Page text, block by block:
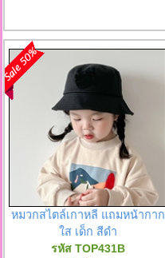
หมวกสไตล์เกาหลี แถมหน้ากาก
ใส เด็ก สีดำ
รหัส TOP431B